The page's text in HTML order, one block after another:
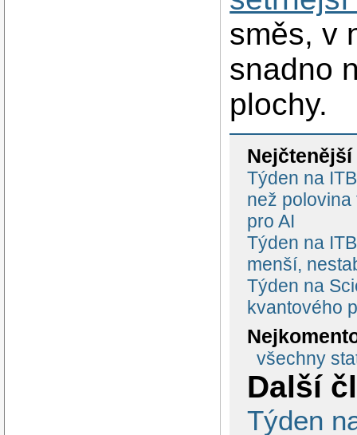
směs, v
snadno
plochy.
Týden na
než
pro AI
Týden na
menší,
Týden na
kvantového
všechny
Další
Týden